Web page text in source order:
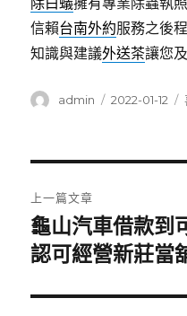
信賴台南外約服務之後
知識與建議外送茶讓您
作
admin
發
2022-01-12
章
導
覽
上一篇文章
上
一
文
龜山汽車借款到
認可經營新莊當